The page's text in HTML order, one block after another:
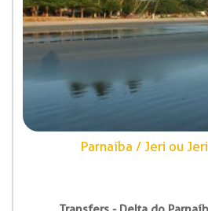
Parnaíba / Jeri ou